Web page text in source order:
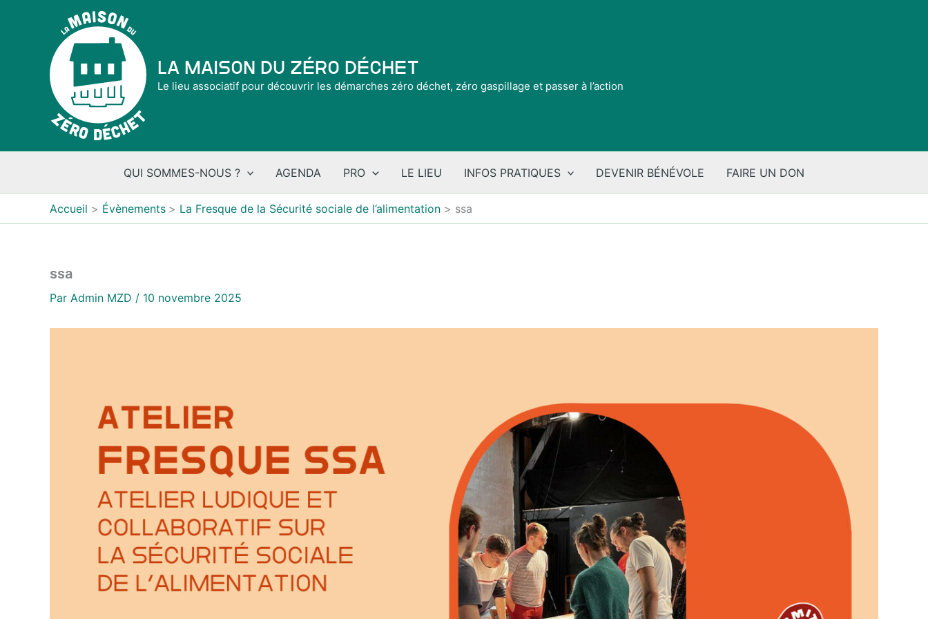
La Maison du Zéro Déchet
Le lieu associatif pour découvrir les démarches zéro déchet, zéro gaspillage et passer à l’action
QUI SOMMES-NOUS ? AGENDA PRO LE LIEU INFOS PRATIQUES DEVENIR BÉNÉVOLE FAIRE UN DON
Accueil Évènements La Fresque de la Sécurité sociale de l’alimentation ssa
ssa
Par Admin MZD / 10 novembre 2025